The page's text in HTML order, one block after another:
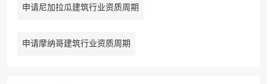
申请尼加拉瓜建筑行业资质周期
申请摩纳哥建筑行业资质周期